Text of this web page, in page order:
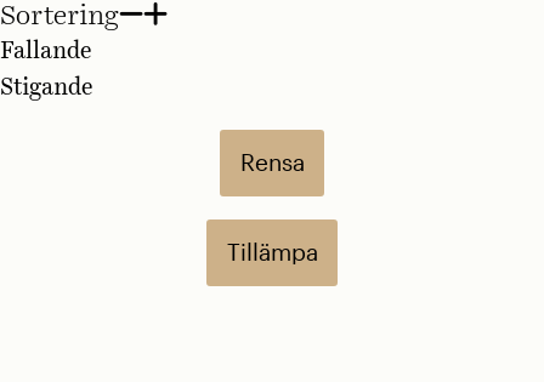
Sortering
Fallande
Stigande
Rensa
Tillämpa